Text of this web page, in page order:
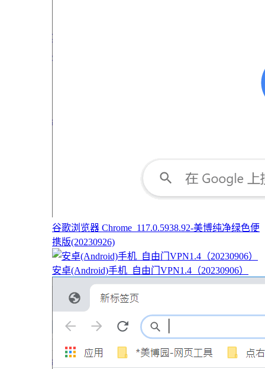
谷歌浏览器 Chrome_117.0.5938.92-美博纯净绿色便
携版(20230926)
安卓(Android)手机_自由门VPN1.4（20230906）